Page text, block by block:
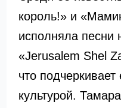
король!» и
исполняла песни
«Jerusalem Shel
что
культурой.